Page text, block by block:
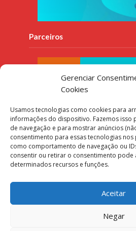
Gerenciar
Cookies
Usamos tecnologias como cookies para
informações do dispositivo. Fazemos isso
de navegação e para mostrar anúncios
consentimento para essas tecnologias
como comportamento de navegação ou
consentir ou retirar o consentimento pode
determinados recursos e funções.
Aceitar
Negar
Parceiros